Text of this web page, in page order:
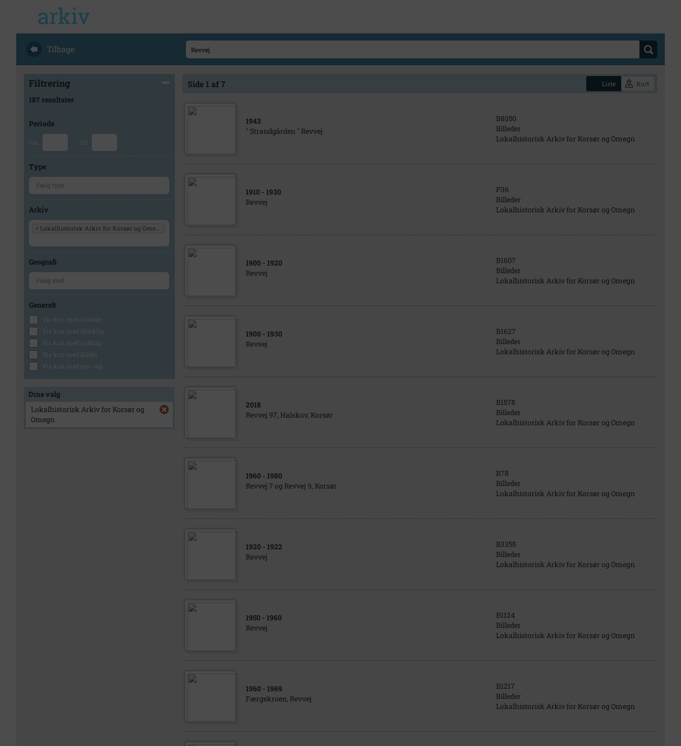
Tilbage
Filtrering
187 resultater
Periode
Fra Til
Type
Arkiv
× Lokalhistorisk Arkiv for Korsør og Omegn
Geografi
Generelt
Vis kun med billeder
Vis kun med filmklip
Vis kun med lydklip
Vis kun med kilder
Vis kun med geo-tag
Dine valg
Lokalhistorisk Arkiv for Korsør og
Omegn
Side 1 af 7 Liste Kort
1943
" Strandgården " Revvej
B8050
Billeder
Lokalhistorisk Arkiv for Korsør og Omegn
1910 - 1930
Revvej
P36
Billeder
Lokalhistorisk Arkiv for Korsør og Omegn
1900 - 1920
Revvej
B1607
Billeder
Lokalhistorisk Arkiv for Korsør og Omegn
1900 - 1930
Revvej
B1627
Billeder
Lokalhistorisk Arkiv for Korsør og Omegn
2018
Revvej 97, Halskov, Korsør
B1578
Billeder
Lokalhistorisk Arkiv for Korsør og Omegn
1960 - 1980
Revvej 7 og Revvej 9, Korsør
B78
Billeder
Lokalhistorisk Arkiv for Korsør og Omegn
1920 - 1922
Revvej
B3355
Billeder
Lokalhistorisk Arkiv for Korsør og Omegn
1950 - 1960
Revvej
B1124
Billeder
Lokalhistorisk Arkiv for Korsør og Omegn
1960 - 1969
Færgekroen, Revvej
B1217
Billeder
Lokalhistorisk Arkiv for Korsør og Omegn